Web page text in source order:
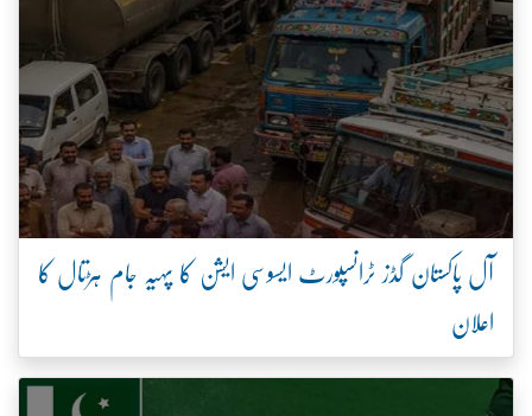
آل پاکستان گڈز ٹرانسپورٹ ایسوسی ایشن کا پہیہ جام ہڑتال کا
اعلان